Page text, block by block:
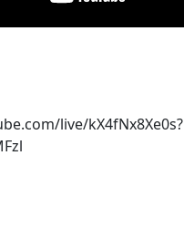
live/kX4fNx8Xe0s?